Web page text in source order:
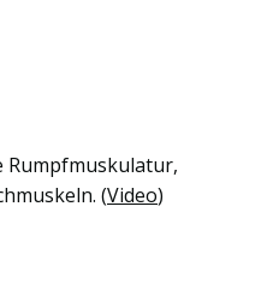
Rumpfmuskulatur,
(Video)